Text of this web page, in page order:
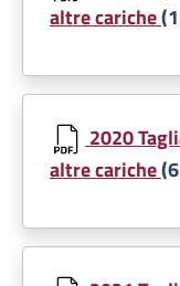
altre cariche
Document
2020
altre cariche
Document